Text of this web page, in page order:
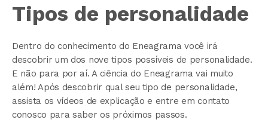
Tipos de personalidade
Dentro do conhecimento do Eneagrama você irá
descobrir um dos nove tipos possíveis de personalidade.
E não para por aí. A ciência do Eneagrama vai muito
além! Após descobrir qual seu tipo de personalidade,
assista os vídeos de explicação e entre em contato
conosco para saber os próximos passos.